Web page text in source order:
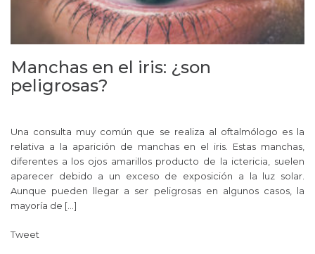
Manchas en el iris: ¿son
peligrosas?
Una consulta muy común que se realiza al oftalmólogo es la
relativa a la aparición de manchas en el iris. Estas manchas,
diferentes a los ojos amarillos producto de la ictericia, suelen
aparecer debido a un exceso de exposición a la luz solar.
Aunque pueden llegar a ser peligrosas en algunos casos, la
mayoría de […]
Tweet